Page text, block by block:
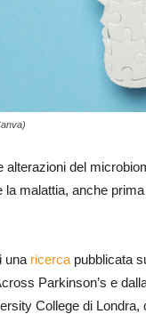
alterazioni del
la malattia, anche
una ricerca pubblicata
Parkinson’s e
College di